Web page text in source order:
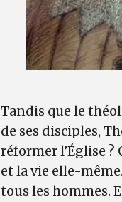
Tandis que le
de ses disciples,
réformer l’Église ?
et la vie elle-
tous les hommes.